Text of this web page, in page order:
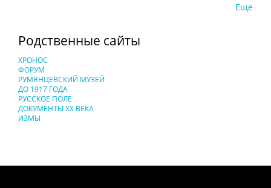
Еще
Родственные сайты
ХРОНОС
ФОРУМ
РУМЯНЦЕВСКИЙ МУЗЕЙ
ДО 1917 ГОДА
РУССКОЕ ПОЛЕ
ДОКУМЕНТЫ XX ВЕКА
ИЗМЫ